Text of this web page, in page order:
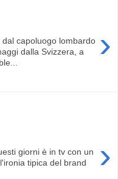
›
capoluogo lombardo
dalla Svizzera, a
›
giorni è in tv con un
tipica del brand